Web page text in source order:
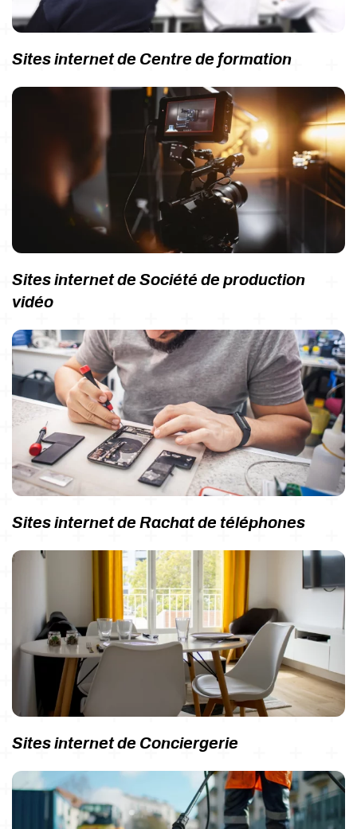
Sites internet de Centre de formation
Sites internet de Société de production
vidéo
Sites internet de Rachat de téléphones
Sites internet de Conciergerie